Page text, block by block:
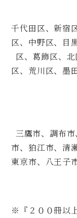
千代田区、新宿
区、中野区、目
区、葛飾区、
区、荒川区、墨
三鷹市、調布
市、狛江市、清
東京市、八王子
※『２００冊以